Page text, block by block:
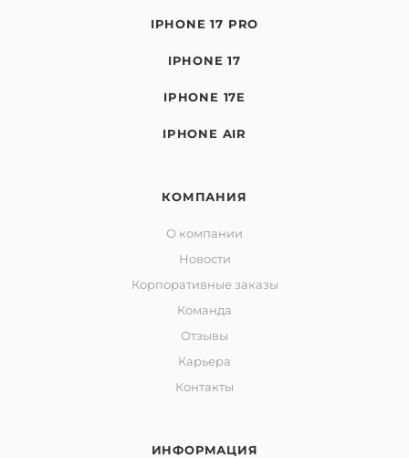
IPHONE 17 PRO
IPHONE 17
IPHONE 17E
IPHONE AIR
КОМПАНИЯ
О компании
Новости
Корпоративные заказы
Команда
Отзывы
Карьера
Контакты
ИНФОРМАЦИЯ